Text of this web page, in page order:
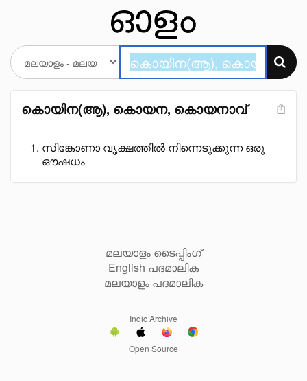
കൊയിന(ആ), കൊയന, കൊയനാവ്
സിങ്കോണാ വൃക്ഷത്തിൽ നിന്നെടുക്കുന്ന ഒരു
ഔഷധം
മലയാളം ടൈപ്പിംഗ്
English പദമാലിക
മലയാളം പദമാലിക
Indic Archive
Open Source